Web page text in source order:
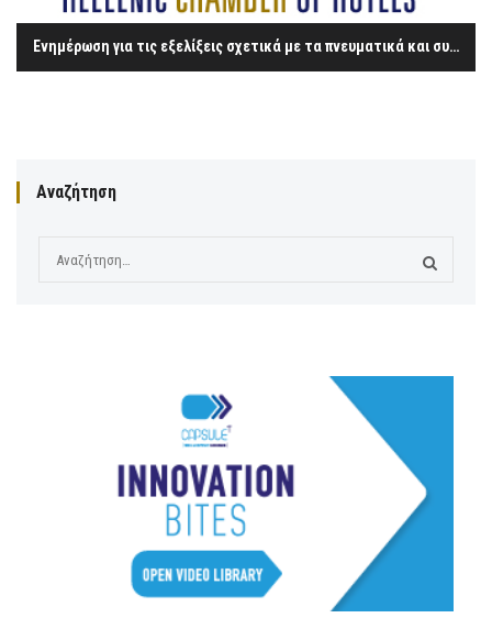
Ενημέρωση για τις εξελίξεις σχετικά με τα πνευματικά και συγγενικά δικαιώματα – η περίπτωση του ΟΣΔ «ΔΙΑΣ»
Αναζήτηση